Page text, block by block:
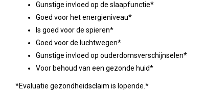
Gunstige invloed op de slaapfunctie*
Goed voor het energieniveau*
Is goed voor de spieren*
Goed voor de luchtwegen*
Gunstige invloed op ouderdomsverschijnselen*
Voor behoud van een gezonde huid*
*Evaluatie gezondheidsclaim is lopende.*